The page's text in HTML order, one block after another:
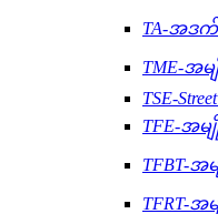
TA-အဒ
TME-အ
TSE-
TFE-အ
TFBT-
TFRT-အ